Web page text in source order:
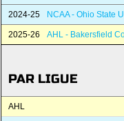
2024-25 NCAA - Ohio State
2025-26 AHL - Bakersfield
PAR LIGUE
AHL